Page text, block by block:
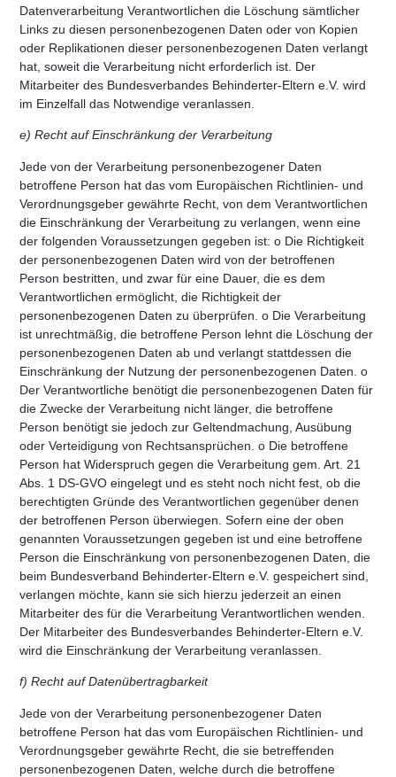
Datenverarbeitung Verantwortlichen die Löschung sämtlicher
Links zu diesen personenbezogenen Daten oder von Kopien
oder Replikationen dieser personenbezogenen Daten verlangt
hat, soweit die Verarbeitung nicht erforderlich ist. Der
Mitarbeiter des Bundesverbandes Behinderter-Eltern e.V. wird
im Einzelfall das Notwendige veranlassen.
e) Recht auf Einschränkung der Verarbeitung
Jede von der Verarbeitung personenbezogener Daten
betroffene Person hat das vom Europäischen Richtlinien- und
Verordnungsgeber gewährte Recht, von dem Verantwortlichen
die Einschränkung der Verarbeitung zu verlangen, wenn eine
der folgenden Voraussetzungen gegeben ist: o Die Richtigkeit
der personenbezogenen Daten wird von der betroffenen
Person bestritten, und zwar für eine Dauer, die es dem
Verantwortlichen ermöglicht, die Richtigkeit der
personenbezogenen Daten zu überprüfen. o Die Verarbeitung
ist unrechtmäßig, die betroffene Person lehnt die Löschung der
personenbezogenen Daten ab und verlangt stattdessen die
Einschränkung der Nutzung der personenbezogenen Daten. o
Der Verantwortliche benötigt die personenbezogenen Daten für
die Zwecke der Verarbeitung nicht länger, die betroffene
Person benötigt sie jedoch zur Geltendmachung, Ausübung
oder Verteidigung von Rechtsansprüchen. o Die betroffene
Person hat Widerspruch gegen die Verarbeitung gem. Art. 21
Abs. 1 DS-GVO eingelegt und es steht noch nicht fest, ob die
berechtigten Gründe des Verantwortlichen gegenüber denen
der betroffenen Person überwiegen. Sofern eine der oben
genannten Voraussetzungen gegeben ist und eine betroffene
Person die Einschränkung von personenbezogenen Daten, die
beim Bundesverband Behinderter-Eltern e.V. gespeichert sind,
verlangen möchte, kann sie sich hierzu jederzeit an einen
Mitarbeiter des für die Verarbeitung Verantwortlichen wenden.
Der Mitarbeiter des Bundesverbandes Behinderter-Eltern e.V.
wird die Einschränkung der Verarbeitung veranlassen.
f) Recht auf Datenübertragbarkeit
Jede von der Verarbeitung personenbezogener Daten
betroffene Person hat das vom Europäischen Richtlinien- und
Verordnungsgeber gewährte Recht, die sie betreffenden
personenbezogenen Daten, welche durch die betroffene